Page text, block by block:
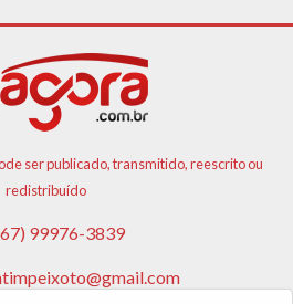
ser publicado, transmitido, reescrito ou
redistribuído
99976-3839